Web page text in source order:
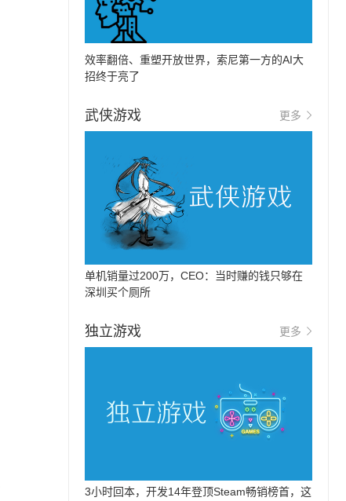
效率翻倍、重塑开放世界，索尼第一方的AI大
招终于亮了
武侠游戏 更多
单机销量过200万，CEO：当时赚的钱只够在
深圳买个厕所
独立游戏 更多
3小时回本，开发14年登顶Steam畅销榜首，这